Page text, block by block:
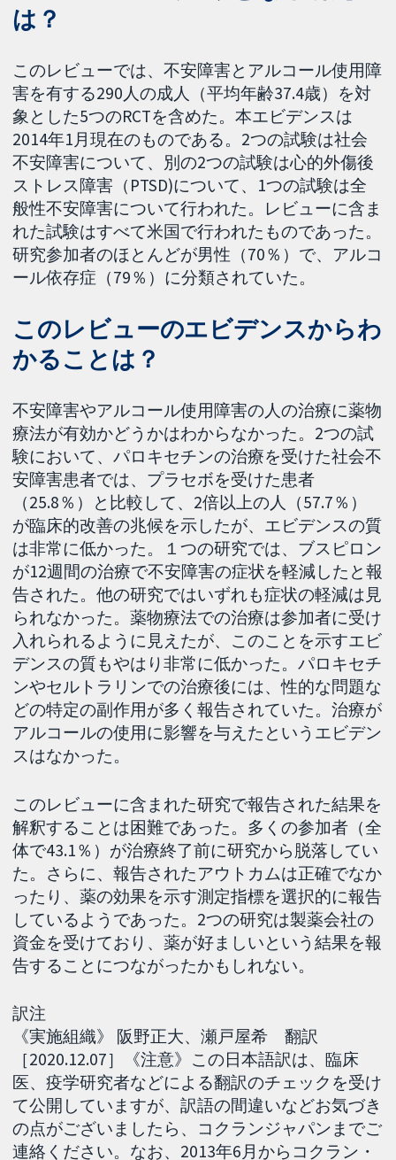
は？
このレビューでは、不安障害とアルコール使用障
害を有する290人の成人（平均年齢37.4歳）を対
象とした5つのRCTを含めた。本エビデンスは
2014年1月現在のものである。2つの試験は社会
不安障害について、別の2つの試験は心的外傷後
ストレス障害（PTSD)について、1つの試験は全
般性不安障害について行われた。レビューに含ま
れた試験はすべて米国で行われたものであった。
研究参加者のほとんどが男性（70％）で、アルコ
ール依存症（79％）に分類されていた。
このレビューのエビデンスからわ
かることは？
不安障害やアルコール使用障害の人の治療に薬物
療法が有効かどうかはわからなかった。2つの試
験において、パロキセチンの治療を受けた社会不
安障害患者では、プラセボを受けた患者
（25.8％）と比較して、2倍以上の人（57.7％）
が臨床的改善の兆候を示したが、エビデンスの質
は非常に低かった。１つの研究では、ブスピロン
が12週間の治療で不安障害の症状を軽減したと報
告された。他の研究ではいずれも症状の軽減は見
られなかった。薬物療法での治療は参加者に受け
入れられるように見えたが、このことを示すエビ
デンスの質もやはり非常に低かった。パロキセチ
ンやセルトラリンでの治療後には、性的な問題な
どの特定の副作用が多く報告されていた。治療が
アルコールの使用に影響を与えたというエビデン
スはなかった。
このレビューに含まれた研究で報告された結果を
解釈することは困難であった。多くの参加者（全
体で43.1％）が治療終了前に研究から脱落してい
た。さらに、報告されたアウトカムは正確でなか
ったり、薬の効果を示す測定指標を選択的に報告
しているようであった。2つの研究は製薬会社の
資金を受けており、薬が好ましいという結果を報
告することにつながったかもしれない。
訳注
《実施組織》 阪野正大、瀬戸屋希 翻訳
［2020.12.07］《注意》この日本語訳は、臨床
医、疫学研究者などによる翻訳のチェックを受け
て公開していますが、訳語の間違いなどお気づき
の点がございましたら、コクランジャパンまでご
連絡ください。なお、2013年6月からコクラン・